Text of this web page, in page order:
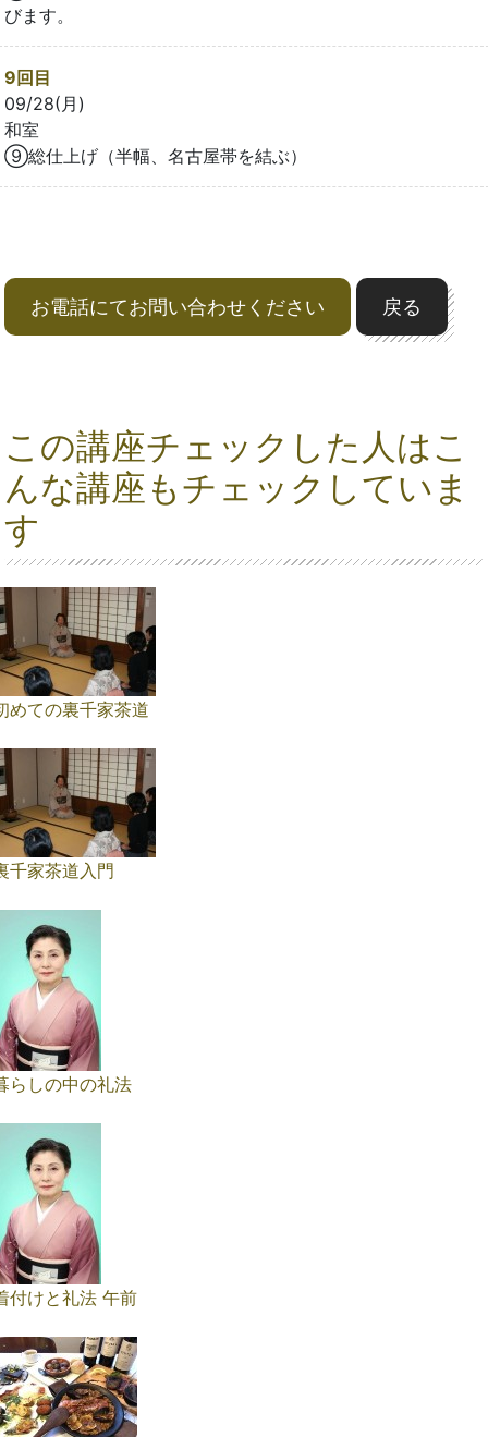
びます。
9回目
09/28(月)
和室
⑨総仕上げ（半幅、名古屋帯を結ぶ）
お電話にてお問い合わせください 戻る
この講座チェックした人はこ
んな講座もチェックしていま
す
めての裏千家茶道
千家茶道入門
らしの中の礼法
付けと礼法 午前